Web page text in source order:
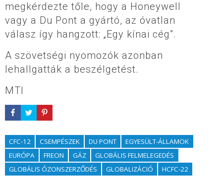
megkérdezte tőle, hogy a Honeywell
vagy a Du Pont a gyártó, az óvatlan
válasz így hangzott: „Egy kínai cég”.
A szövetségi nyomozók azonban
lehallgatták a beszélgetést.
MTI
CFC-12 CSEMPÉSZEK DU PONT
EGYESÜLT-ÁLLAMOK
EURÓPA
FREON GÁZ
GLOBÁLIS FELMELEGEDÉS
GLOBÁLIS ÓZONSZERZŐDÉS
GLOBALIZÁCIÓ
HCFC-22